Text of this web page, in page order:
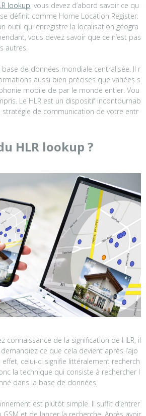
lookup, vous devez d’abord savoir ce qu
se définit comme Home Location Register.
outil qui enregistre la localisation géogra
vous devez savoir que ce n’est pas
autres.
base de données mondiale centralisée. Il r
aussi bien précises que variées s
mobile de par le monde entier. Vou
Le HLR est un dispositif incontournab
stratégie de communication de votre entr
HLR lookup ?
connaissance de la signification de HLR, il
ce que cela devient après l’ajo
celui-ci signifie littéralement recherch
la technique qui consiste à rechercher l
dans la base de données.
est plutôt simple. Il suffit d’entrer